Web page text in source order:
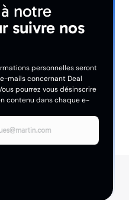
notre
suivre nos
personnelles seront
mails concernant Deal
pourrez vous désinscrire
contenu dans chaque e-